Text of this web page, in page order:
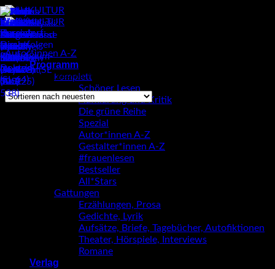
Zum
Inhalt
springen
Programm
komplett
Schöner Lesen
Aufklärung und Kritik
Die grüne Reihe
Spezial
Autor*innen A-Z
Gestalter*innen A-Z
#frauenlesen
Bestseller
All*Stars
Gattungen
Erzählungen, Prosa
Gedichte, Lyrik
Aufsätze, Briefe, Tagebücher, Autofiktionen
Theater, Hörspiele, Interviews
Romane
Verlag
Autor*innen A-Z
Einzelnes Ergebnis wird angezeigt